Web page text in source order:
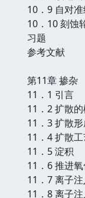
10．9 自对
10．10 刻蚀
习题
参考文献
第11章 掺杂
11．1 引言
11．2 扩散
11．3 扩散
11．4 扩散
11．5 淀积
11．6 推进
11．7 离子
11．8 离子